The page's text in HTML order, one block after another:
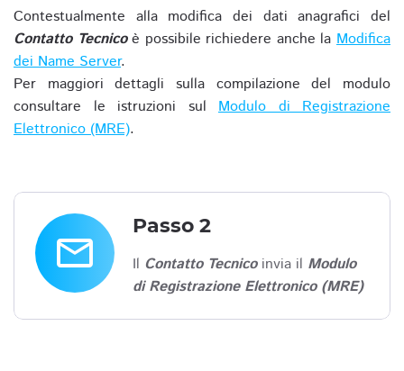
Contestualmente alla modifica dei dati anagrafici del
Contatto Tecnicoè possibile richiedere anche laModifica
dei Name Server.
Per maggiori dettagli sulla compilazione del modulo
consultare le istruzioni sul Modulo di Registrazione
Elettronico (MRE).
email
Passo 2
Il Contatto Tecnicoinvia il Modulo
di Registrazione Elettronico (MRE)